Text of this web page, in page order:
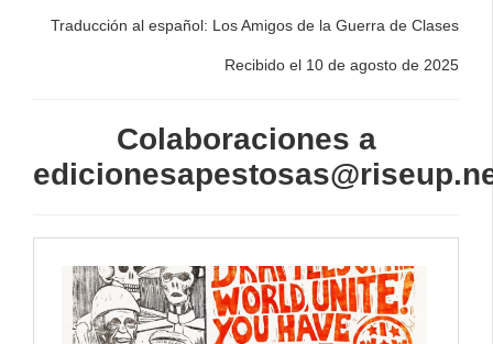
Traducción al español: Los Amigos de la Guerra de Clases
Recibido el 10 de agosto de 2025
Colaboraciones a